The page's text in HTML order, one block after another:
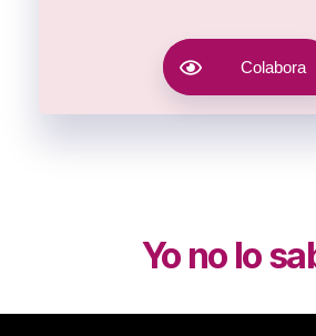
Colabora
Yo no lo